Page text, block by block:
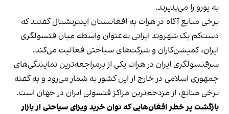
به یورو را می‌پذیرند.
برخی منابع آگاه در هرات به افغانستان اینترنشنال گفتند که
دست‌کم یک شهروند ایرانی به‌عنوان واسطه میان قنسولگری
ایران، کمیشن‌کاران و شرکت‌های سیاحتی فعالیت می‌کند.
سرقنسولگری ایران در هرات یکی از پرمراجعه‌ترین نمایندگی‌های
جمهوری اسلامی در خارج از این کشور به شمار می‌رود و به گفته
برخی منابع، از مزدحم‌ترین مراکز قنسولی ایران در جهان است.
بازگشت پر خطر افغان‌هایی که توان خرید ویزای سیاحتی از بازار